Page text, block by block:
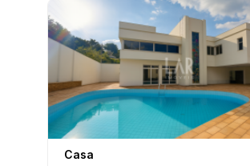
Casa